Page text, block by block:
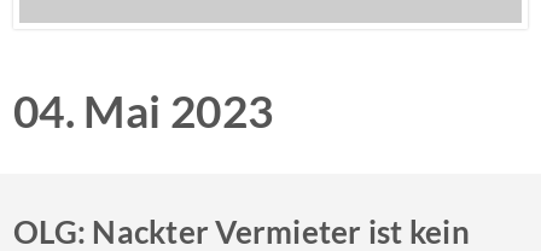
04. Mai 2023
OLG: Nackter Vermieter ist kein